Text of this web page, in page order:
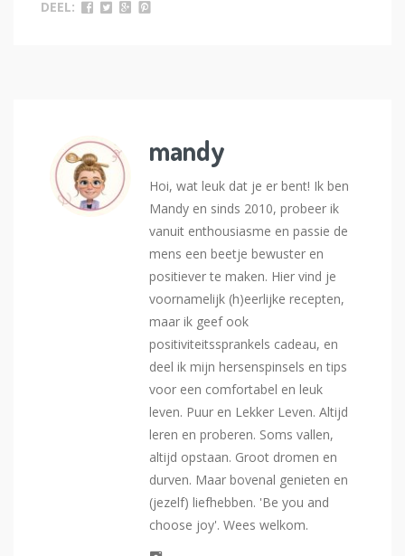
DEEL:
mandy
Hoi, wat leuk dat je er bent! Ik ben
Mandy en sinds 2010, probeer ik
vanuit enthousiasme en passie de
mens een beetje bewuster en
positiever te maken. Hier vind je
voornamelijk (h)eerlijke recepten,
maar ik geef ook
positiviteitssprankels cadeau, en
deel ik mijn hersenspinsels en tips
voor een comfortabel en leuk
leven. Puur en Lekker Leven. Altijd
leren en proberen. Soms vallen,
altijd opstaan. Groot dromen en
durven. Maar bovenal genieten en
(jezelf) liefhebben. 'Be you and
choose joy'. Wees welkom.